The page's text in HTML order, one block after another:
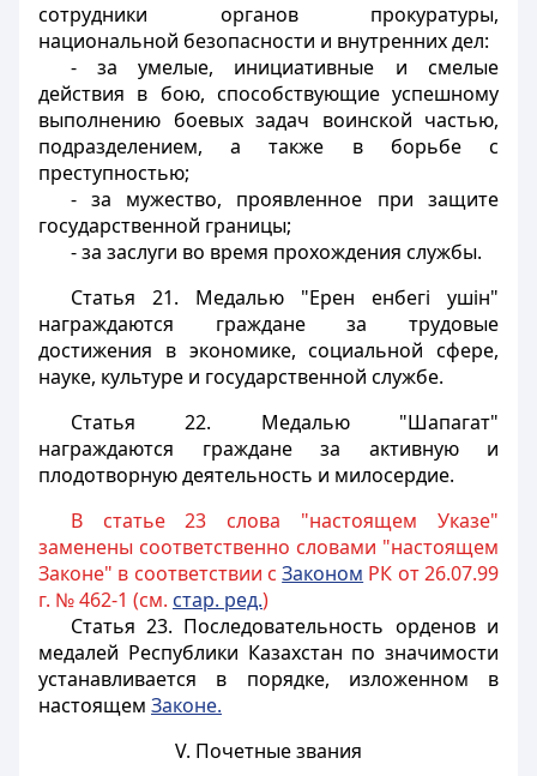
сотрудники органов прокуратуры,
национальной безопасности и внутренних дел:
- за умелые, инициативные и смелые
действия в бою, способствующие успешному
выполнению боевых задач воинской частью,
подразделением, а также в борьбе с
преступностью;
- за мужество, проявленное при защите
государственной границы;
- за заслуги во время прохождения службы.
Статья 21. Медалью "Ерен енбегi ушiн"
награждаются граждане за трудовые
достижения в экономике, социальной сфере,
науке, культуре и государственной службе.
Статья 22. Медалью "Шапагат"
награждаются граждане за активную и
плодотворную деятельность и милосердие.
В статье 23 слова "настоящем Указе"
заменены соответственно словами "настоящем
Законе" в соответствии сЗаконом РК от 26.07.99
г. № 462-1 (см. стар. ред.)
Статья 23. Последовательность орденов и
медалей Республики Казахстан по значимости
устанавливается в порядке, изложенном в
настоящем Законе.
V. Почетные звания